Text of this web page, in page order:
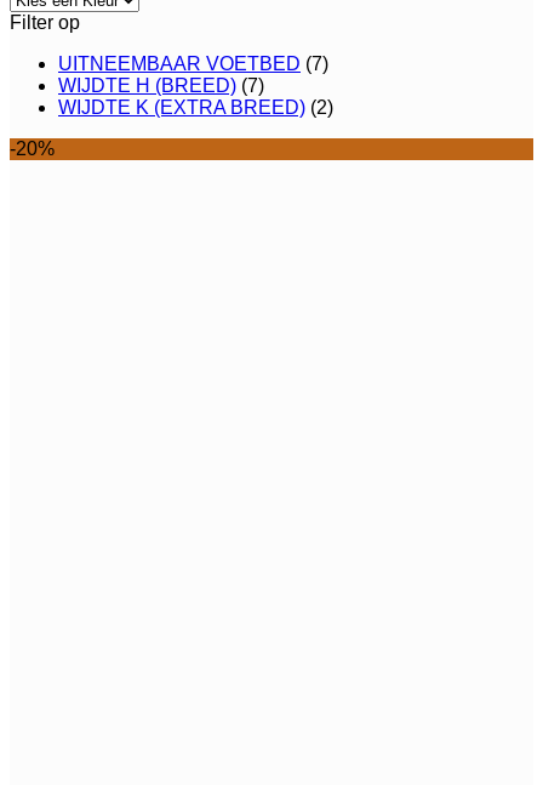
Filter op
UITNEEMBAAR VOETBED (7)
WIJDTE H (BREED) (7)
WIJDTE K (EXTRA BREED) (2)
-20%